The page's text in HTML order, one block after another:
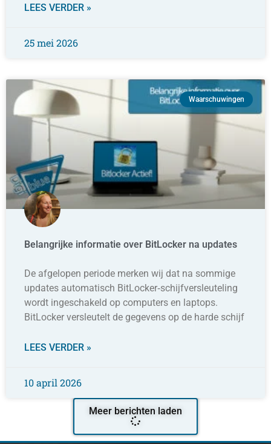
LEES VERDER »
25 mei 2026
Waarschuwingen
Belangrijke informatie over BitLocker na updates
De afgelopen periode merken wij dat na sommige
updates automatisch BitLocker‑schijfversleuteling
wordt ingeschakeld op computers en laptops.
BitLocker versleutelt de gegevens op de harde schijf
LEES VERDER »
10 april 2026
Meer berichten laden